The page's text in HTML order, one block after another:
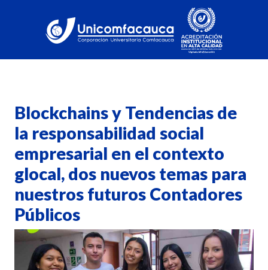
Blockchains y Tendencias de
la responsabilidad social
empresarial en el contexto
glocal, dos nuevos temas para
nuestros futuros Contadores
Públicos